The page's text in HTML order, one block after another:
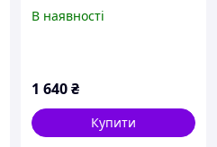
Складаний дитячий
В наявності
1 640₴
Купити